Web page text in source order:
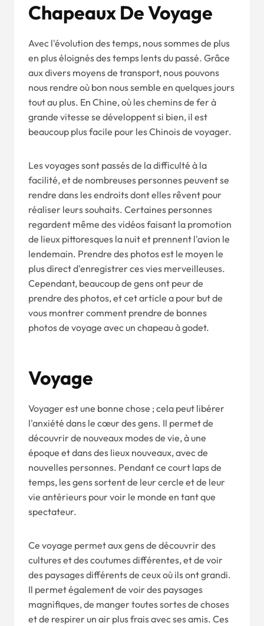
Chapeaux De Voyage
Avec l'évolution des temps, nous sommes de plus
en plus éloignés des temps lents du passé. Grâce
aux divers moyens de transport, nous pouvons
nous rendre où bon nous semble en quelques jours
tout au plus. En Chine, où les chemins de fer à
grande vitesse se développent si bien, il est
beaucoup plus facile pour les Chinois de voyager.
Les voyages sont passés de la difficulté à la
facilité, et de nombreuses personnes peuvent se
rendre dans les endroits dont elles rêvent pour
réaliser leurs souhaits. Certaines personnes
regardent même des vidéos faisant la promotion
de lieux pittoresques la nuit et prennent l'avion le
lendemain. Prendre des photos est le moyen le
plus direct d'enregistrer ces vies merveilleuses.
Cependant, beaucoup de gens ont peur de
prendre des photos, et cet article a pour but de
vous montrer comment prendre de bonnes
photos de voyage avec un chapeau à godet.
Voyage
Voyager est une bonne chose ; cela peut libérer
l'anxiété dans le cœur des gens. Il permet de
découvrir de nouveaux modes de vie, à une
époque et dans des lieux nouveaux, avec de
nouvelles personnes. Pendant ce court laps de
temps, les gens sortent de leur cercle et de leur
vie antérieurs pour voir le monde en tant que
spectateur.
Ce voyage permet aux gens de découvrir des
cultures et des coutumes différentes, et de voir
des paysages différents de ceux où ils ont grandi.
Il permet également de voir des paysages
magnifiques, de manger toutes sortes de choses
et de respirer un air plus frais avec ses amis. Ces